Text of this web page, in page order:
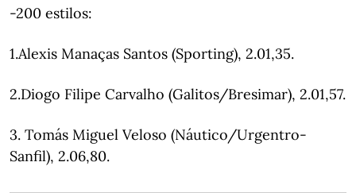
-200 estilos:
1.Alexis Manaças Santos (Sporting), 2.01,35.
2.Diogo Filipe Carvalho (Galitos/Bresimar), 2.01,57.
3. Tomás Miguel Veloso (Náutico/Urgentro-
Sanfil), 2.06,80.